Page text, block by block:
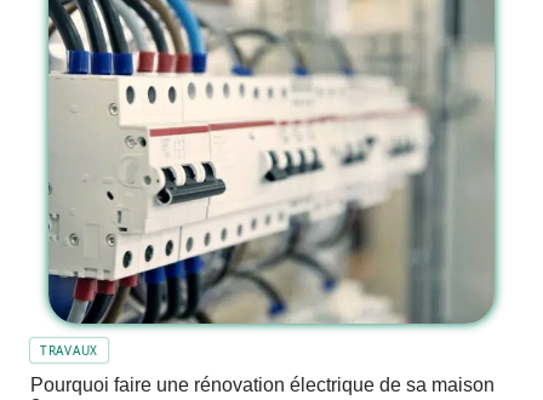
TRAVAUX
Pourquoi faire une rénovation électrique de sa maison